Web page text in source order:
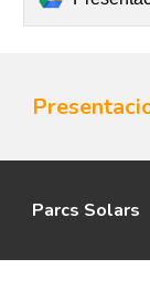
Parcs Solars